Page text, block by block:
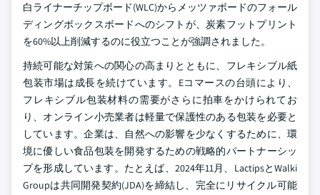
白ライナーチップボード(WLC)からメッツァボードのフォール
ディングボックスボードへのシフトが、炭素フットプリント
を60%以上削減するのに役立つことが強調されました。
持続可能な対策への関心の高まりとともに、フレキシブル紙
包装市場は成長を続けています。Eコマースの台頭により、
フレキシブル包装材料の需要がさらに拍車をかけられてお
り、オンライン小売業者は軽量で保護性のある包装を必要と
しています。企業は、自然への影響を少なくするために、環
境に優しい食品包装を開発するための戦略的パートナーシッ
プを形成しています。たとえば、2024年11月、LactipsとWalki
Groupは共同開発契約(JDA)を締結し、完全にリサイクル可能